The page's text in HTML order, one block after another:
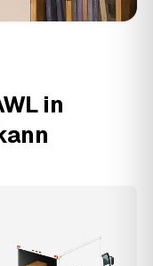
in